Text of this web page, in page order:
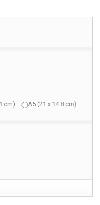
cm)
A5 (21 x 14.8 cm)